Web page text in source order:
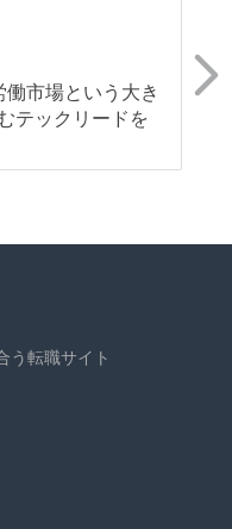
働市場という大き
テックリードを
う転職サイト